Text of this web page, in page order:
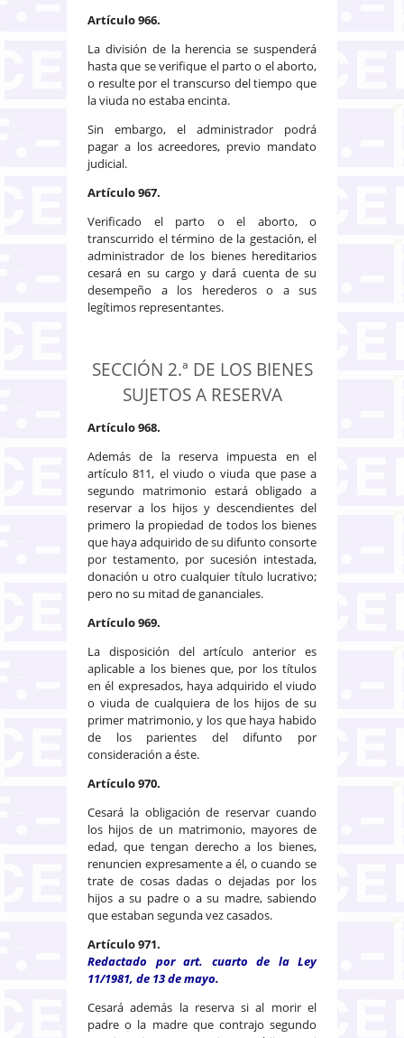
Artículo 966.
La división de la herencia se suspenderá
hasta que se verifique el parto o el aborto,
o resulte por el transcurso del tiempo que
la viuda no estaba encinta.
Sin embargo, el administrador podrá
pagar a los acreedores, previo mandato
judicial.
Artículo 967.
Verificado el parto o el aborto, o
transcurrido el término de la gestación, el
administrador de los bienes hereditarios
cesará en su cargo y dará cuenta de su
desempeño a los herederos o a sus
legítimos representantes.
SECCIÓN 2.ª DE LOS BIENES
SUJETOS A RESERVA
Artículo 968.
Además de la reserva impuesta en el
artículo 811, el viudo o viuda que pase a
segundo matrimonio estará obligado a
reservar a los hijos y descendientes del
primero la propiedad de todos los bienes
que haya adquirido de su difunto consorte
por testamento, por sucesión intestada,
donación u otro cualquier título lucrativo;
pero no su mitad de gananciales.
Artículo 969.
La disposición del artículo anterior es
aplicable a los bienes que, por los títulos
en él expresados, haya adquirido el viudo
o viuda de cualquiera de los hijos de su
primer matrimonio, y los que haya habido
de los parientes del difunto por
consideración a éste.
Artículo 970.
Cesará la obligación de reservar cuando
los hijos de un matrimonio, mayores de
edad, que tengan derecho a los bienes,
renuncien expresamente a él, o cuando se
trate de cosas dadas o dejadas por los
hijos a su padre o a su madre, sabiendo
que estaban segunda vez casados.
Artículo 971.
Redactado por art. cuarto de la Ley
11/1981, de 13 de mayo.
Cesará además la reserva si al morir el
padre o la madre que contrajo segundo